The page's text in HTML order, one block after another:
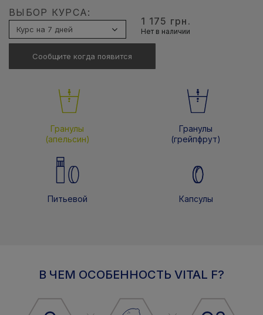
ВЫБОР КУРСА:
1 175 грн.
Нет в наличии
Сообщите когда появится
Гранулы
(апельсин)
Гранулы
(грейпфрут)
Питьевой Капсулы
В ЧЕМ ОСОБЕННОСТЬ VITAL F?